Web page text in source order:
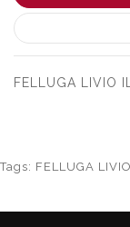
FELLUGA LIVIO
Tags: FELLUGA